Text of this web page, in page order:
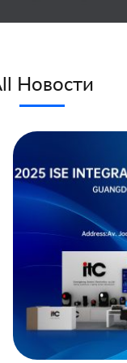
Новости